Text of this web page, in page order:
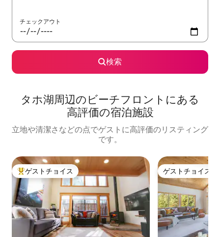
チェックアウト
検索
タホ湖周⁠辺⁠のビ⁠ー⁠チ⁠フ⁠ロ⁠ン⁠ト⁠にあ⁠る
高⁠評⁠価⁠の宿⁠泊⁠施⁠設
立地や清潔さなどの点でゲストに高評価のリスティング
です。
大好評のゲストチョイスです。
ゲストチョイス ゲストチョイス
ゲストチョイス